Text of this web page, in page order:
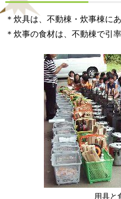
＊炊具は、不動棟・炊事棟にあ
＊炊事の食材は、不動棟で引
用具と